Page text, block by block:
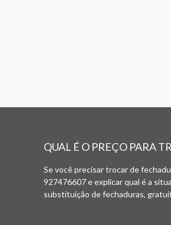
QUAL É O PREÇO PARA
Se você precisar trocar de
927476607 e explicar qual é a
substituição de fechaduras,